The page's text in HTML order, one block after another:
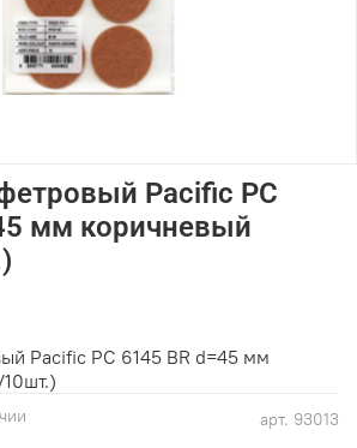
арт. 93013
Pacific PC
мм коричневый
Pacific PC 6145 BR d=45 мм